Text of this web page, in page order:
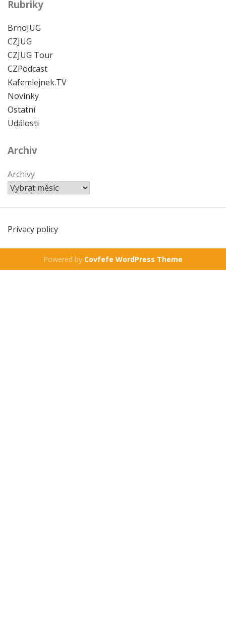
Rubriky
BrnoJUG
CZJUG
CZJUG Tour
CZPodcast
Kafemlejnek.TV
Novinky
Ostatní
Události
Archiv
Archivy
Privacy policy
Powered by Covfefe WordPress Theme